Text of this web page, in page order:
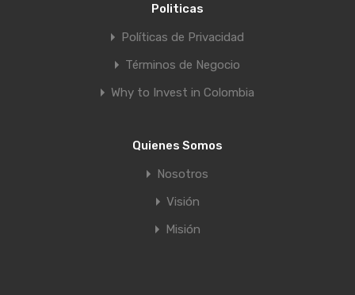
Politicas
Políticas de Privacidad
Términos de Negocio
Why to Invest in Colombia
Quienes Somos
Nosotros
Visión
Misión